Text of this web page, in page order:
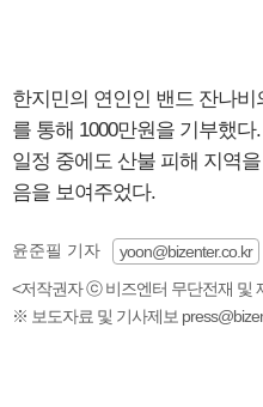
한지민의 연인인 밴드 잔나
를 통해 1000만원을 기부했
일정 중에도 산불 피해 지역
음을 보여주었다.
윤준필 기자
yoon@bizenter.co.kr
<저작권자 ⓒ 비즈엔터 무단전재 및
※ 보도자료 및 기사제보